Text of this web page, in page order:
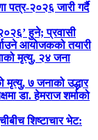
पत्र-२०२६ जारी गर्दै
हुने; प्रवासी
आयोजकको तयारी
मृत्यु, २४ जना
मृत्यु, ७ जनाको उद्धार
डा. हेमराज शर्माको
शिष्टाचार भेट: